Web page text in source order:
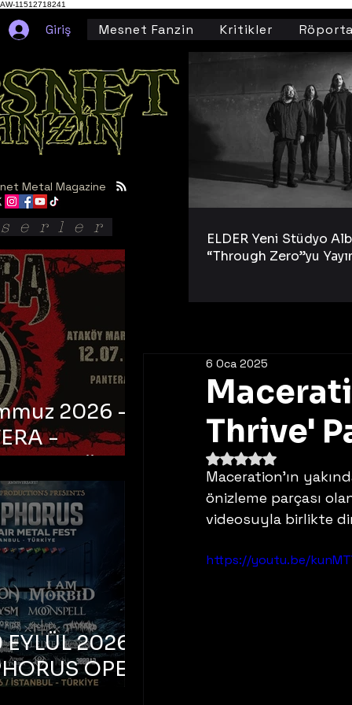
AW-11512718241
Giriş Mesnet Fanzin Kritikler
Thrive'
6 Oca 2025
5 üzerinden NaN yıldız
Maceration'ın
önizleme parçası
videosuyla birlikte
https://youtu.be/
Metal Magazine
ELDER Yeni Stüdyo
“Through Zero”yu
2026 -
-
Ataköy
Arena
2026 –
OPEN
FEST